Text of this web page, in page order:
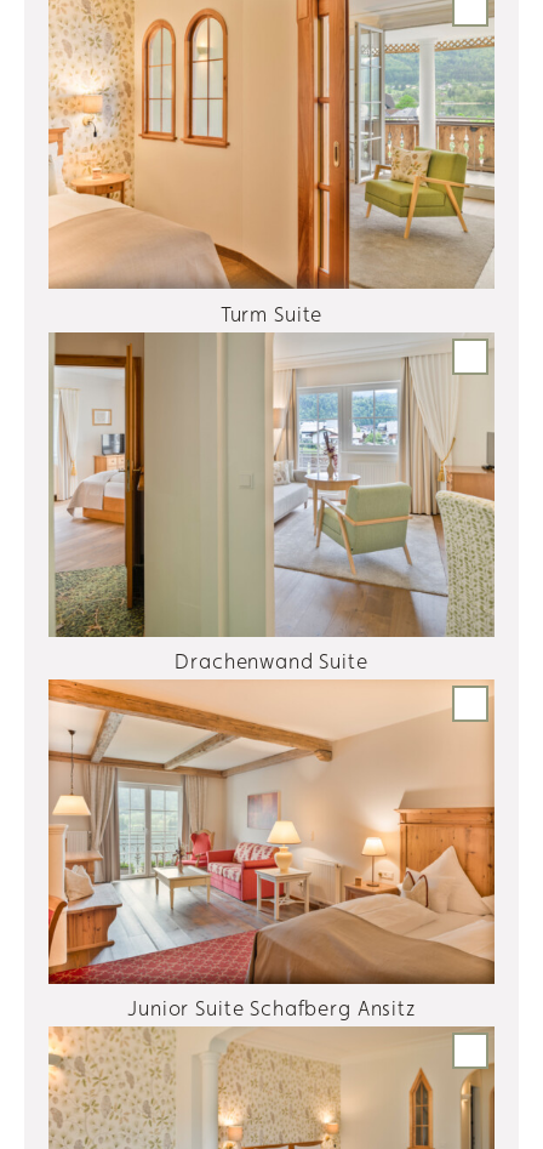
Turm Suite
Drachenwand Suite
Junior Suite Schafberg Ansitz